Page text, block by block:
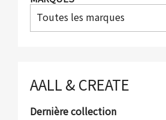
Toutes les marques
AALL & CREATE
Dernière collection